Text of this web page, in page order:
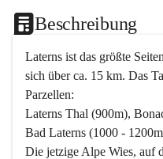
Beschreibung
Laterns ist das größte
sich über ca. 15 km. Das
Parzellen:
Laterns Thal (900m),
Bad Laterns (1000 -
Die jetzige Alpe Wies, auf